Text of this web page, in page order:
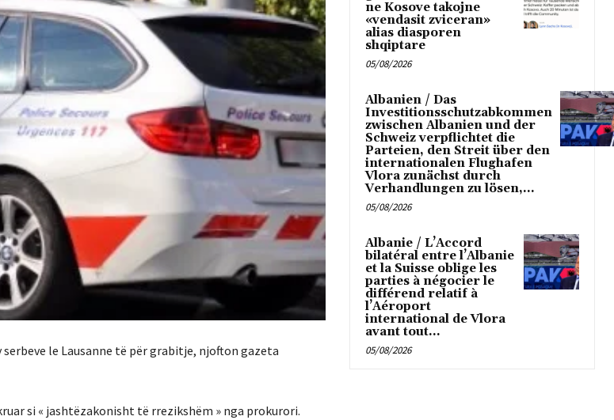
le Lausanne të për grabitje, njofton gazeta
si « jashtëzakonisht të rrezikshëm » nga prokurori.
ne Kosove takojne
«vendasit zviceran»
alias diasporen
shqiptare
05/08/2026
Albanien / Das
Investitionsschutzabkommen
zwischen Albanien und der
Schweiz verpflichtet die
Parteien, den Streit über den
internationalen Flughafen
Vlora zunächst durch
Verhandlungen zu lösen,...
05/08/2026
Albanie / L’Accord
bilatéral entre l’Albanie
et la Suisse oblige les
parties à négocier le
différend relatif à
l’Aéroport
international de Vlora
avant tout...
05/08/2026